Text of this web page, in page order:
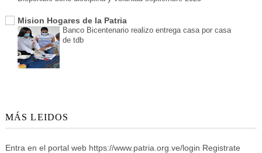
Mision Hogares de la Patria
Banco Bicentenario realizo entrega casa por casa
de tdb
MÁS LEIDOS
Entra en el portal web https://www.patria.org.ve/login Registrate